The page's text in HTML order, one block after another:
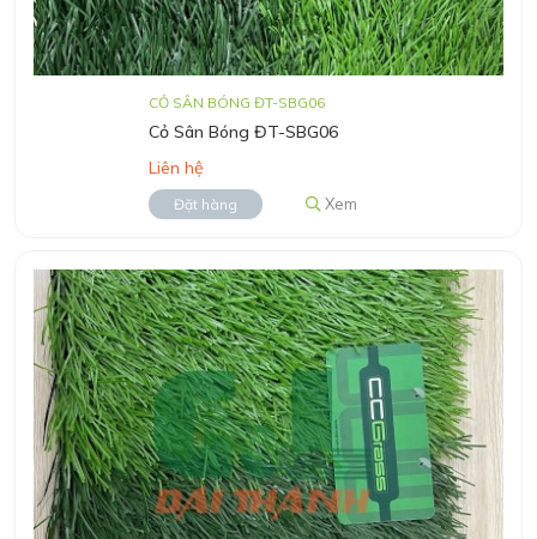
CỎ SÂN BÓNG ĐT-SBG06
Cỏ Sân Bóng ĐT-SBG06
Liên hệ
Đặt hàng Xem